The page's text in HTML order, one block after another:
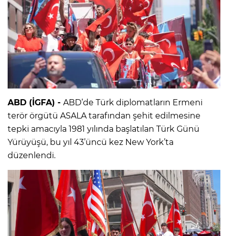
ABD (İGFA) - ABD’de Türk diplomatların Ermeni
terör örgütü ASALA tarafından şehit edilmesine
tepki amacıyla 1981 yılında başlatılan Türk Günü
Yürüyüşü, bu yıl 43’üncü kez New York’ta
düzenlendi.